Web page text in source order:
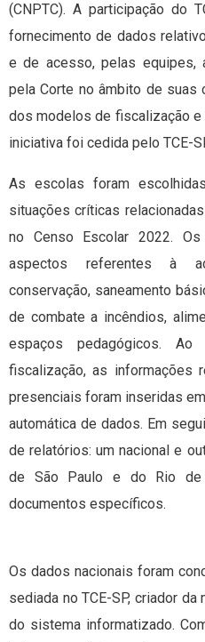
(CNPTC). A participação do
fornecimento de dados
e de acesso, pelas equipes,
pela Corte no âmbito de suas
dos modelos de fiscalização
iniciativa foi cedida pelo TCE-
As escolas foram
situações críticas
no Censo Escolar 2022.
aspectos referentes à
conservação, saneamento
de combate a incêndios,
espaços pedagógicos.
fiscalização, as informações
presenciais foram inseridas
automática de dados. Em
de relatórios: um nacional e
de São Paulo e do Rio de
documentos específicos.
Os dados nacionais foram
sediada no TCE-SP, criador
do sistema informatizado.